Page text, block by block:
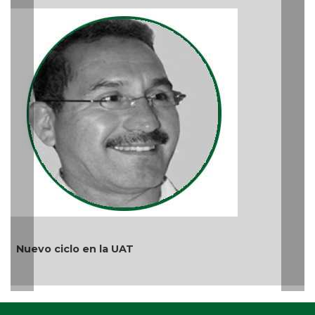
Nuevo ciclo en la UAT